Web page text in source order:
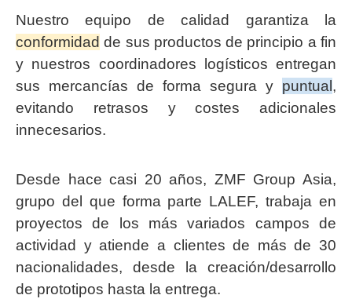
Nuestro equipo de calidad garantiza la
conformidad de sus productos de principio a fin
y nuestros coordinadores logísticos entregan
sus mercancías de forma segura y puntual ,
evitando retrasos y costes adicionales
innecesarios.
Desde hace casi 20 años, ZMF Group Asia,
grupo del que forma parte LALEF, trabaja en
proyectos de los más variados campos de
actividad y atiende a clientes de más de 30
nacionalidades, desde la creación/desarrollo
de prototipos hasta la entrega.